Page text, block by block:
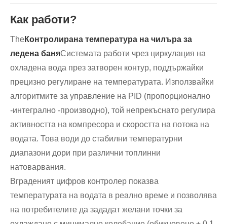
Как работи?
TheКонтролирана температура на чилъра за
ледена баняСистемата работи чрез циркулация на
охладена вода през затворен контур, поддържайки
прецизно регулиране на температурата. Използвайки
алгоритмите за управление на PID (пропорционално
-интегрално -производно), той непрекъснато регулира
активността на компресора и скоростта на потока на
водата. Това води до стабилни температурни
диапазони дори при различни топлинни
натоварвания.
Вграденият цифров контролер показва
температурата на водата в реално време и позволява
на потребителите да зададат желани точки за